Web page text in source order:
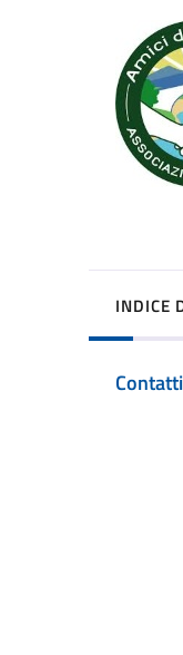
INDICE
Contatti